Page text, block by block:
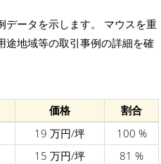
データを示します。 マウスを重
途地域等の取引事例の詳細を確
価格
割合
19 万円/坪
100 %
15 万円/坪
81 %